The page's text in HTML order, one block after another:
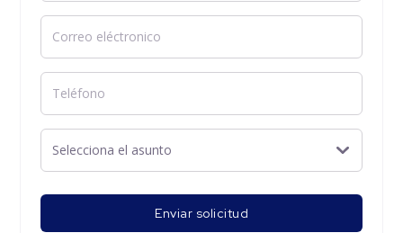
Enviar solicitud